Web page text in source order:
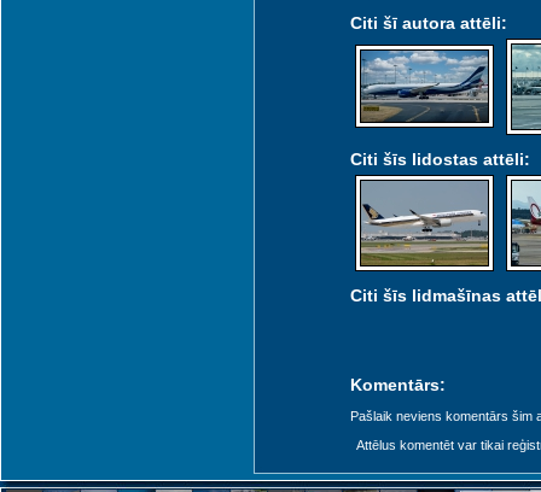
Citi šī autora attēli:
Citi šīs lidostas attēli:
Citi šīs lidmašīnas
Komentārs:
Pašlaik neviens komentārs šim
Attēlus komentēt var tikai